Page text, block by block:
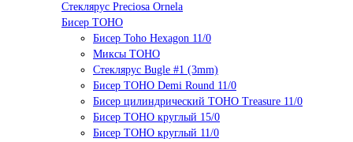
Стеклярус Preciosa Ornela
Бисер TOHO
Бисер Toho Hexagon 11/0
Миксы TOHO
Стеклярус Bugle #1 (3mm)
Бисер TOHO Demi Round 11/0
Бисер цилиндрический TOHO Treasure 11/0
Бисер TOHO круглый 15/0
Бисер TOHO круглый 11/0